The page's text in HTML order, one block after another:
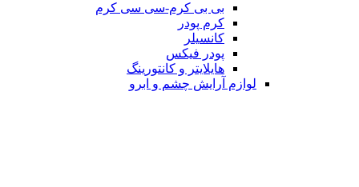
بی بی کرم-سی سی کرم
کرم پودر
کانسیلر
پودر فیکس
هایلایتر و کانتورینگ
لوازم آرایش چشم و ابرو